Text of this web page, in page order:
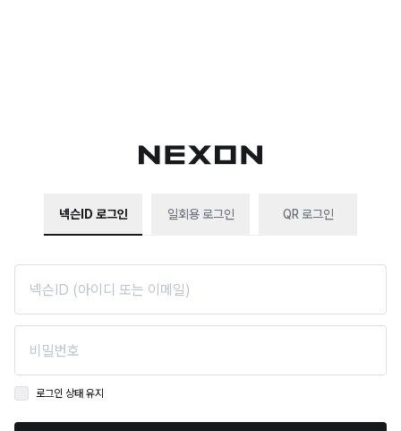
넥슨ID 로그인 일회용 로그인 QR 로그인
로그인 상태 유지